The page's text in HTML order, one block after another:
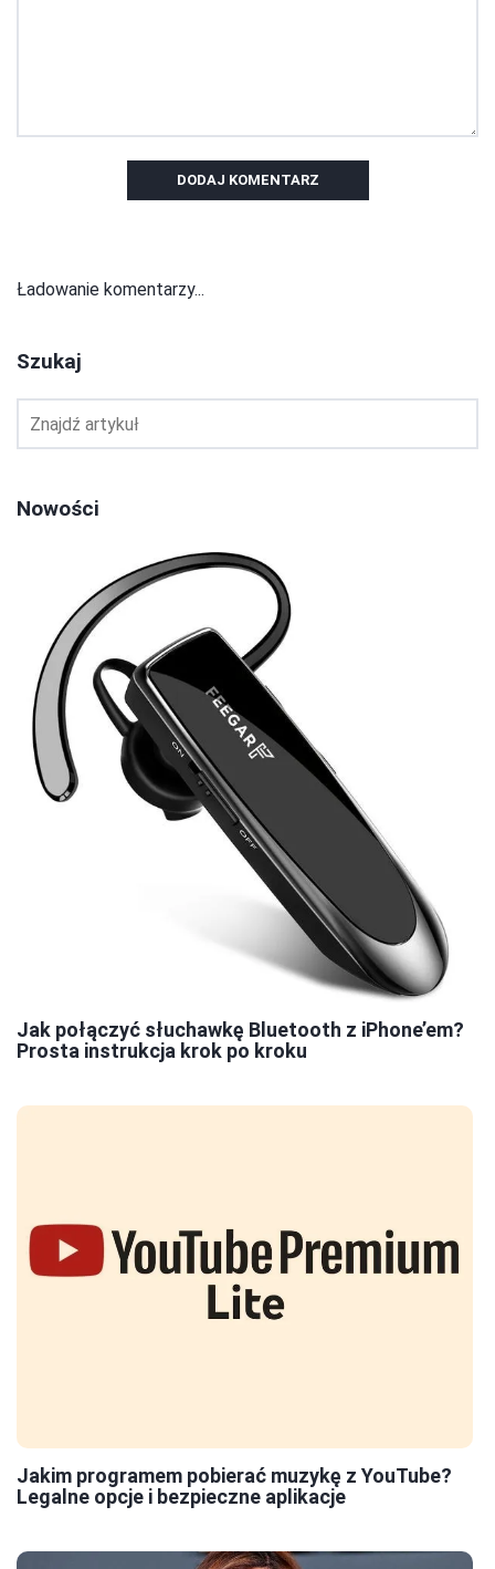
DODAJ KOMENTARZ
Ładowanie komentarzy...
Szukaj
Nowości
Jak połączyć słuchawkę Bluetooth z iPhone’em?
Prosta instrukcja krok po kroku
Jakim programem pobierać muzykę z YouTube?
Legalne opcje i bezpieczne aplikacje